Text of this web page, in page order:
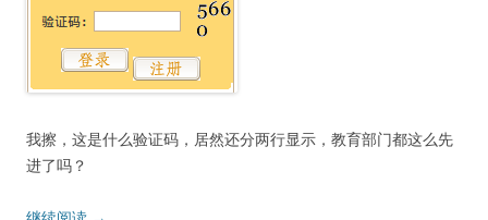
我擦，这是什么验证码，居然还分两行显示，教育部门都这么先
进了吗？